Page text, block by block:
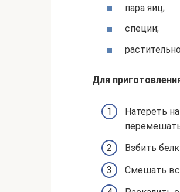
пара яиц;
специи;
Для
Натереть
Взбить
Смешать